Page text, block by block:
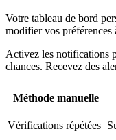
Votre tableau de bord
modifier vos préférences
Activez les notifications
chances. Recevez des
Méthode manuelle
Vérifications répétées